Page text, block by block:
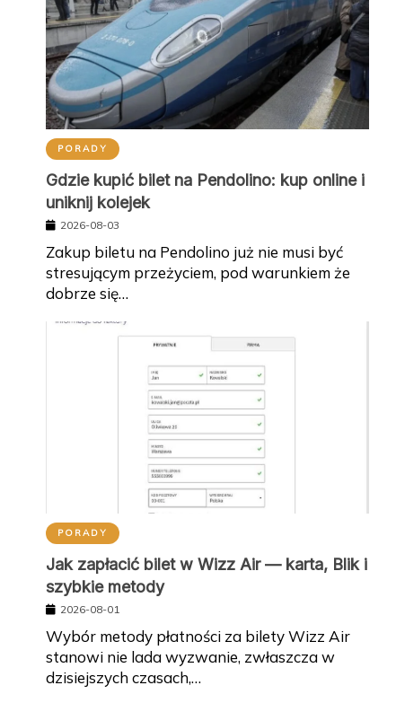
PORADY
Gdzie kupić bilet na Pendolino: kup online i
uniknij kolejek
2026-08-03
Zakup biletu na Pendolino już nie musi być
stresującym przeżyciem, pod warunkiem że
dobrze się…
PORADY
Jak zapłacić bilet w Wizz Air — karta, Blik i
szybkie metody
2026-08-01
Wybór metody płatności za bilety Wizz Air
stanowi nie lada wyzwanie, zwłaszcza w
dzisiejszych czasach,…